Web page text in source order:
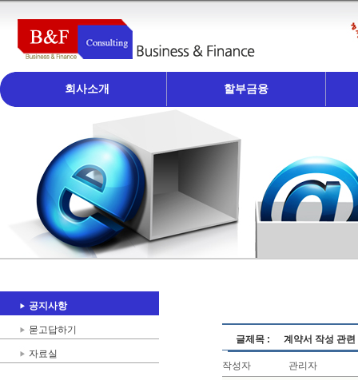
회사소개 할부금융
공지사항
묻고답하기
자료실
글제목 : 계약서 작성 관련
작성자 관리자